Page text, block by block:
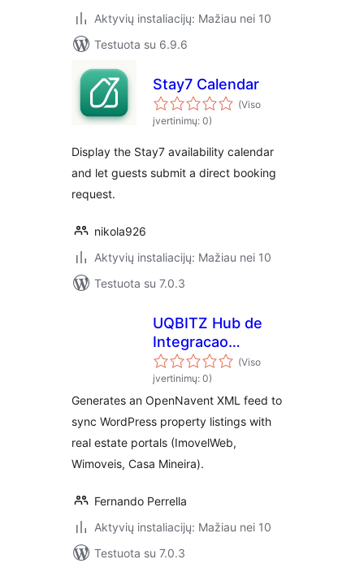
Aktyvių instaliacijų: Mažiau nei 10
Testuota su 6.9.6
Stay7 Calendar
(Viso
įvertinimų: 0)
Display the Stay7 availability calendar
and let guests submit a direct booking
request.
nikola926
Aktyvių instaliacijų: Mažiau nei 10
Testuota su 7.0.3
UQBITZ Hub de
Integracao
Imobiliaria
(Viso
įvertinimų: 0)
Generates an OpenNavent XML feed to
sync WordPress property listings with
real estate portals (ImovelWeb,
Wimoveis, Casa Mineira).
Fernando Perrella
Aktyvių instaliacijų: Mažiau nei 10
Testuota su 7.0.3